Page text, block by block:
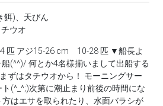
餌)、天びん
ウオ
匹 アジ15-26 cm 10-28 匹 ▼船長よ
船(^^)/ 何とか4名様揃いまして出船する
ずはタチウオから！ モーニングサー
(^_^;)次第に潮止まり前後の時間にな
はエサを取られたり、水面バラシが